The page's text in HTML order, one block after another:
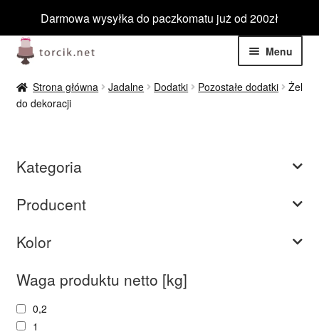
Darmowa wysyłka do paczkomatu już od 200zł
Przejdź
do
nawigacji
Przejdź
do
treści
Menu
Jadalne
Rozwiń
Barwniki spożywcze
Tematyczne
Blog
Wyprzedaż
Nowości
Strona główna Jadalne Dodatki Pozostałe dodatki
Żel
do dekoracji
Kategoria
Producent
Kolor
Waga produktu netto [kg]
0,2
1